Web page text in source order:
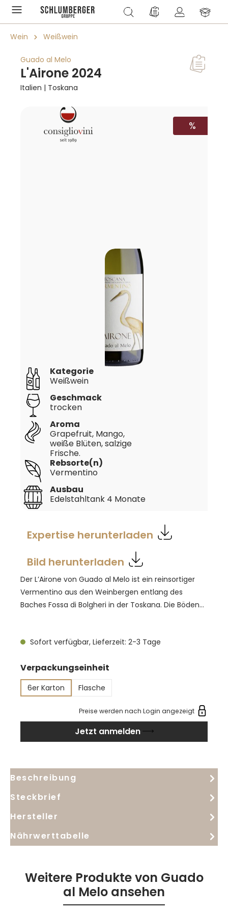
springen Du hast 0 Produkte
Wein Weißwein
Guado al Melo
L'Airone 2024
Italien | Toskana
Bildergalerie überspringen
RABATT
%
Aroma
Grapefruit, Mango,
weiße Blüten, salzige
Frische.
Kategorie
Weißwein
Geschmack
trocken
Ausbau
Edelstahltank 4 Monate
Rebsorte(n)
Vermentino
Expertise herunterladen
Bild herunterladen
Der L’Airone von Guado al Melo ist ein reinsortiger
Vermentino aus den Weinbergen entlang des
Baches Fossa di Bolgheri in der Toskana. Die Böden
maritimen Klima. Der Ausbau erfolgt vier Monate im
der Wein hell strohgelb mit goldenem Schimmer.
Das Bouquet duftet nach Grapefruit, Pfirsichtee,
tropischen Früchten und weißen Blüten, abgerundet
von zarten Noten nach Brotkruste und Gebäck. Am
Gaumen wirkt er frisch, mittelkräftig und
harmonisch, mit feiner salziger Mineralität und
einem elegant trockenen Abgang. Mit 13 % Vol.
Küstenwein für die leichte Sommerküche und den
sofortigen Genuss
Sofort verfügbar, Lieferzeit: 2-3 Tage
Verpackungseinheit
6er Karton Flasche
Preise werden nach Login angezeigt
Jetzt anmelden
Beschreibung
Steckbrief
Hersteller
Nährwerttabelle
Weitere Produkte von Guado
al Melo ansehen